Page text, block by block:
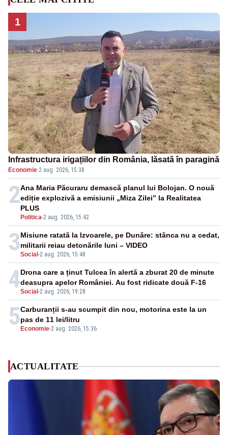
1
Infrastructura irigațiilor din România, lăsată în paragină
Economie·2 aug. 2026, 15:38
2
Politica-2 aug. 2026, 15:42
Ana Maria Păcuraru demască planul lui Bolojan. O nouă
ediție explozivă a emisiunii „Miza Zilei” la Realitatea
PLUS
3Social -2 aug. 2026, 15:48
Misiune ratată la Izvoarele, pe Dunăre: stânca nu a cedat,
militarii reiau detonările luni – VIDEO
4Social -2 aug. 2026, 19:28
Drona care a ținut Tulcea în alertă a zburat 20 de minute
deasupra apelor României. Au fost ridicate două F-16
5 Economie-2 aug. 2026, 15:36
Carburanții s-au scumpit din nou, motorina este la un
pas de 11 lei/litru
ACTUALITATE